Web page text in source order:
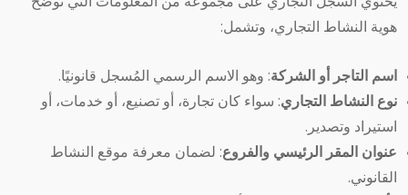
هوية النشاط التجاري، وتشمل:
اسم التاجر أو الشركة: وهو الاسم الرسمي المُسجل قانونيًا.
نوع النشاط التجاري: سواء كان تجارة، أو تصنيع، أو خدمات، أو
استيراد وتصدير.
عنوان المقر الرئيسي والفروع: لضمان معرفة موقع النشاط
القانوني.